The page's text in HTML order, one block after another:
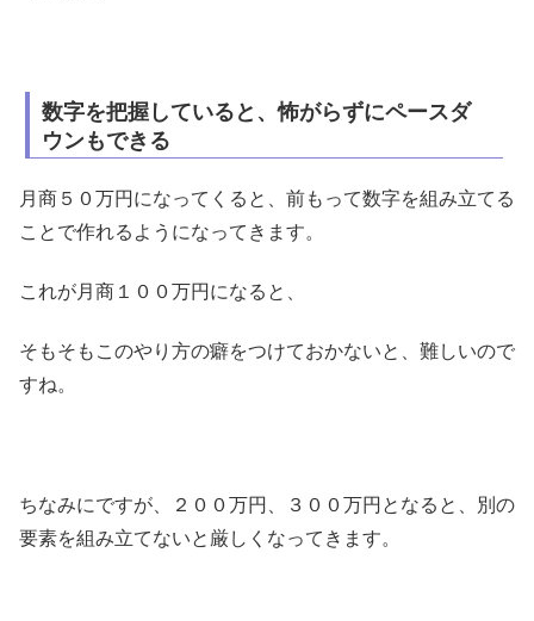
数字を把握していると、怖がらずにペースダ
ウンもできる
月商５０万円になってくると、前もって数字を組み立てる
ことで作れるようになってきます。
これが月商１００万円になると、
そもそもこのやり方の癖をつけておかないと、難しいので
すね。
ちなみにですが、２００万円、３００万円となると、別の
要素を組み立てないと厳しくなってきます。